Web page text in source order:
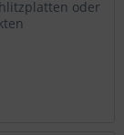
oder